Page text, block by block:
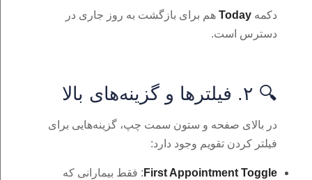
دکمه‌ Today هم برای بازگشت به روز جاری در
دسترس است.
🔍 ۲. فیلترها و گزینه‌های بالا
در بالای صفحه و ستون سمت چپ، گزینه‌هایی برای
فیلتر کردن تقویم وجود دارد:
First Appointment Toggle : فقط بیمارانی که